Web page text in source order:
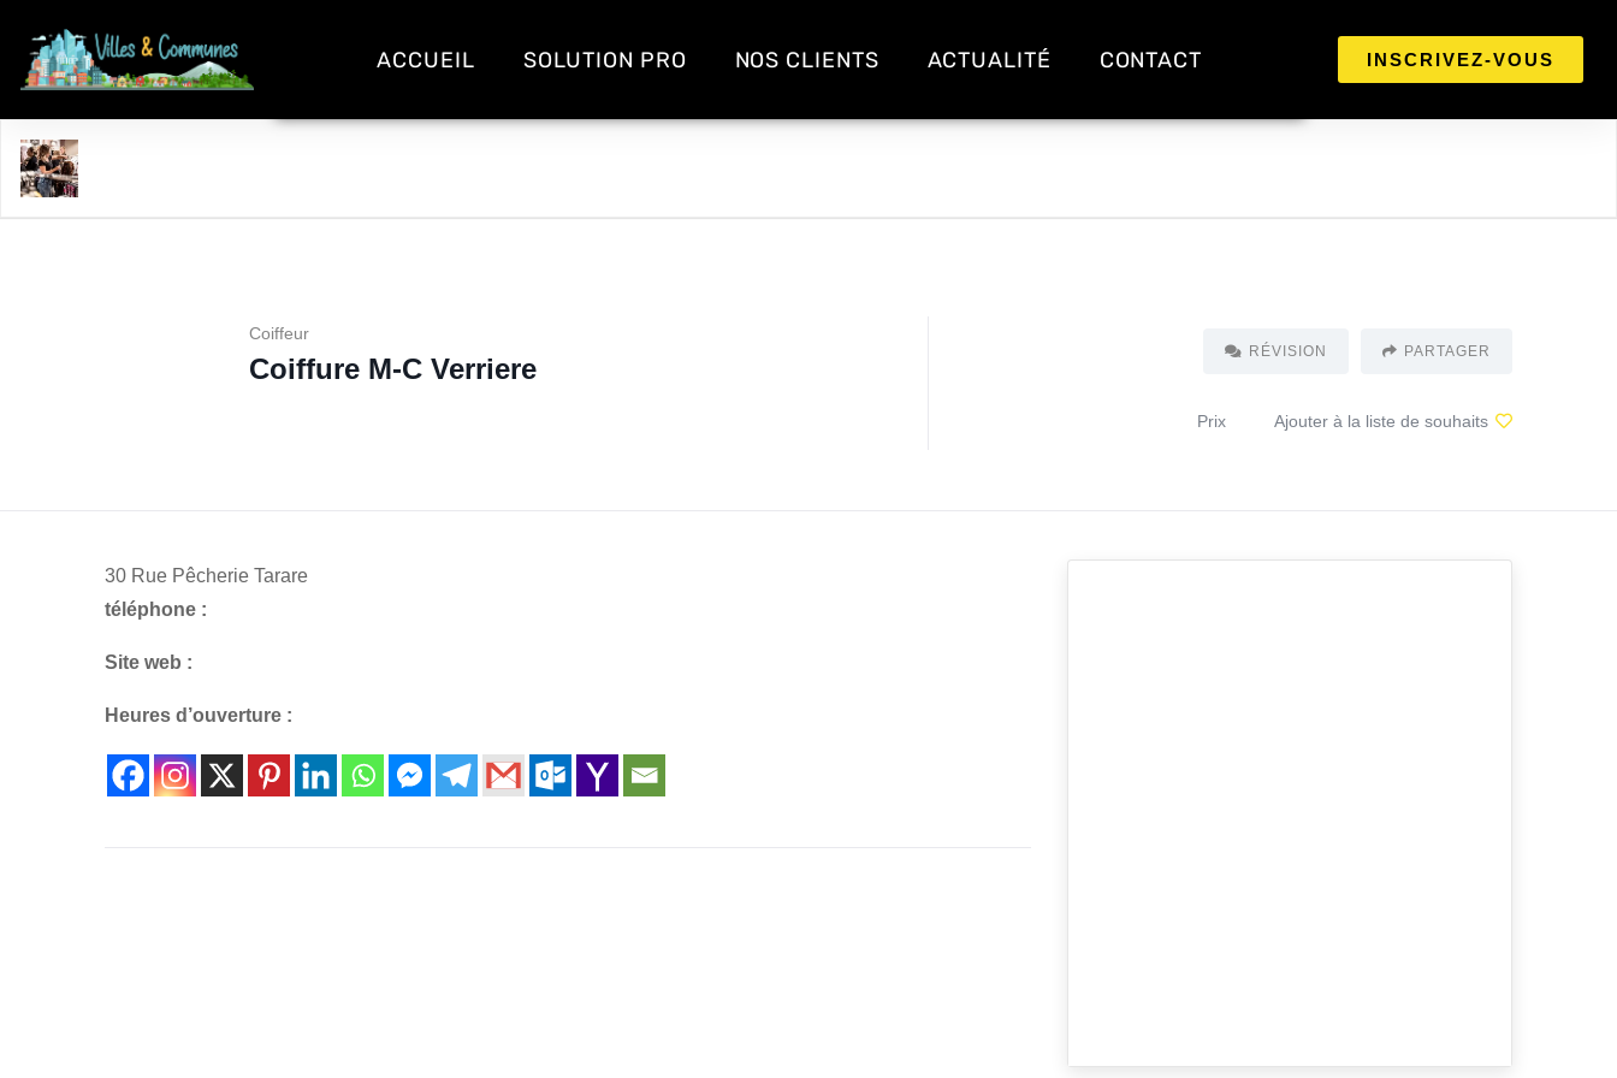
ACCUEIL SOLUTION PRO NOS CLIENTS ACTUALITÉ CONTACT INSCRIVEZ-VOUS
Coiffeur
Coiffure M-C Verriere
RÉVISION PARTAGER
Prix Ajouter à la liste de souhaits
30 Rue Pêcherie Tarare
téléphone :
Site web :
Heures d’ouverture :